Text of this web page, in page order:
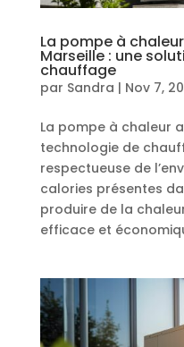
La pompe à
Marseille : une
chauffage
par Sandra | Nov 7,
La pompe à chaleur
technologie de
respectueuse de
calories présentes
produire de la
efficace et